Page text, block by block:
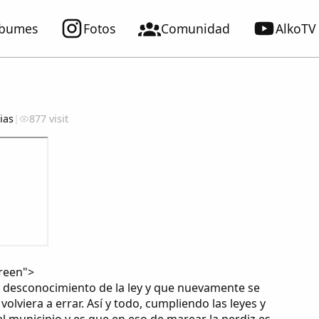
Fotos Comunidad AlkoTV
| 877 visit
de la ley y que nuevamente se
a errar. Así y todo, cumpliendo las leyes y